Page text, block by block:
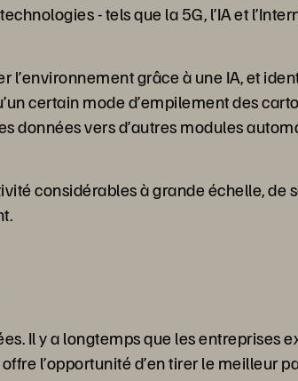
- tels que la 5G, l’IA et
grâce à une IA, et
certain mode d’empilement des
données vers d’autres modules
considérables à grande échelle, de
Il y a longtemps que les entreprises
l’opportunité d’en tirer le meilleur